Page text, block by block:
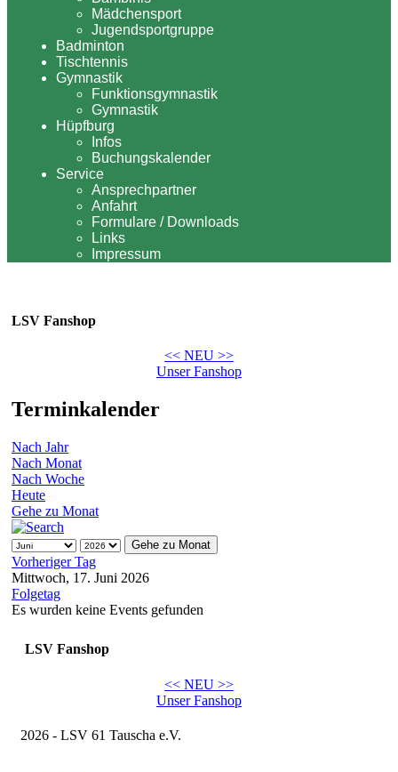
Mädchensport
Jugendsportgruppe
Badminton
Tischtennis
Gymnastik
Funktionsgymnastik
Gymnastik
Hüpfburg
Infos
Buchungskalender
Service
Ansprechpartner
Anfahrt
Formulare / Downloads
Links
Impressum
LSV Fanshop
<< NEU >>
Unser Fanshop
Terminkalender
Nach Jahr
Nach Monat
Nach Woche
Heute
Gehe zu Monat
Gehe zu Monat
Vorheriger Tag
Mittwoch, 17. Juni 2026
Folgetag
Es wurden keine Events gefunden
LSV Fanshop
<< NEU >>
Unser Fanshop
2026 - LSV 61 Tauscha e.V.